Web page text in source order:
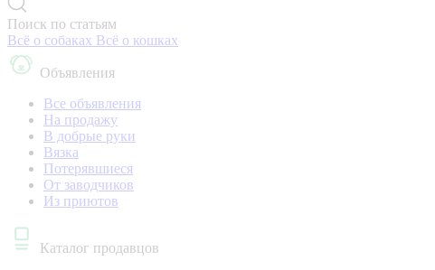
Поиск по статьям
Всё о собаках Всё о кошках
Объявления
Все объявления
На продажу
В добрые руки
Вязка
Потерявшиеся
От заводчиков
Из приютов
Каталог продавцов